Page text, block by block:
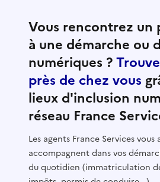
Vous rencontrez un
à une démarche ou
numériques ?
près de chez vous
lieux d'inclusion
réseau France
Les agents France Services
accompagnent dans vos
du quotidien (immatriculation